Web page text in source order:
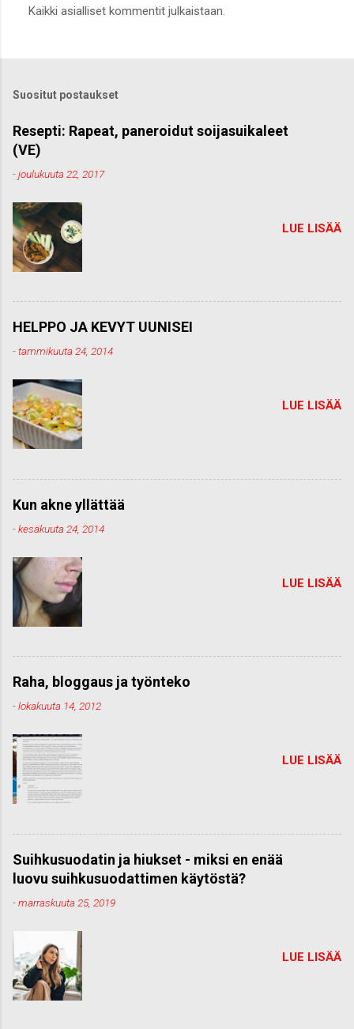
ä
o
m
e
n
t
Kaikki asialliset kommentit julkaistaan.
Suositut postaukset
Resepti: Rapeat, paneroidut soijasuikaleet
(VE)
-joulukuuta 22, 2017
LUE LISÄÄ
HELPPO JA KEVYT UUNISEI
-tammikuuta 24, 2014
LUE LISÄÄ
Kun akne yllättää
-kesäkuuta 24, 2014
LUE LISÄÄ
Raha, bloggaus ja työnteko
-lokakuuta 14, 2012
LUE LISÄÄ
Suihkusuodatin ja hiukset - miksi en enää
luovu suihkusuodattimen käytöstä?
-marraskuuta 25, 2019
LUE LISÄÄ